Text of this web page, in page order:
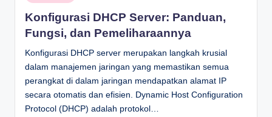
in
Konfigurasi DHCP Server: Panduan,
Fungsi, dan Pemeliharaannya
Konfigurasi DHCP server merupakan langkah krusial
dalam manajemen jaringan yang memastikan semua
perangkat di dalam jaringan mendapatkan alamat IP
secara otomatis dan efisien. Dynamic Host Configuration
Protocol (DHCP) adalah protokol…